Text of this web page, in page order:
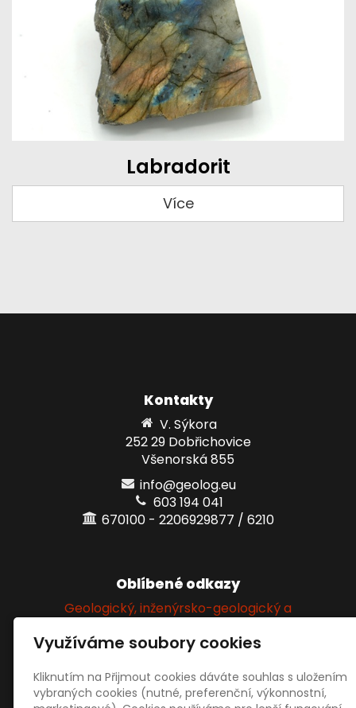
Labradorit
Více
Kontakty
V. Sýkora
252 29 Dobřichovice
Všenorská 855
info@geolog.eu
603 194 041
670100 - 2206929877 / 6210
Oblíbené odkazy
Geologický, inženýrsko-geologický a
Sociální sítě
Využíváme soubory cookies
Kliknutím na Přijmout cookies dáváte souhlas s uložením
vybraných cookies (nutné, preferenční, výkonnostní,